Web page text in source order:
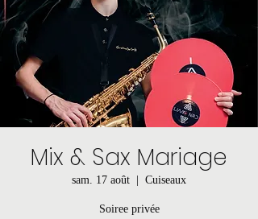
Mix & Sax Mariage
sam. 17 août
  |
Cuiseaux
Soiree privée